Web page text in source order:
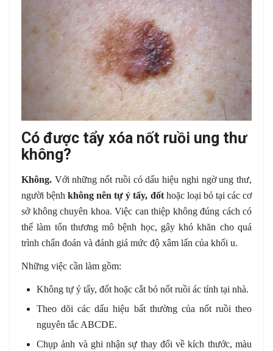
Có được tẩy xóa nốt ruồi ung thư
không?
Không. Với những nốt ruồi có dấu hiệu nghi ngờ ung thư,
người bệnhkhông nên tự ý tẩy, đốt hoặc loại bỏ tại các cơ
sở không chuyên khoa. Việc can thiệp không đúng cách có
thể làm tổn thương mô bệnh học, gây khó khăn cho quá
trình chẩn đoán và đánh giá mức độ xâm lấn của khối u.
Những việc cần làm gồm:
Không tự ý tẩy, đốt hoặc cắt bỏ nốt ruồi ác tính tại nhà.
Theo dõi các dấu hiệu bất thường của nốt ruồi theo
nguyên tắc ABCDE.
Chụp ảnh và ghi nhận sự thay đổi về kích thước, màu